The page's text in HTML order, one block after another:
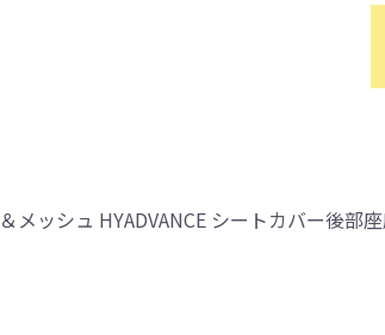
ッシュ HYADVANCE シートカバー後部